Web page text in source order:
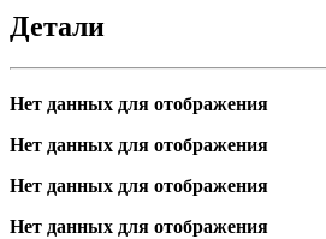
-Дети
неблагополучных
семей
год
Детали
Нет данных для отображения
Нет данных для отображения
Нет данных для отображения
Нет данных для отображения